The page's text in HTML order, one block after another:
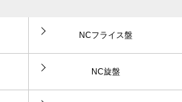
NCフライス盤
NC旋盤